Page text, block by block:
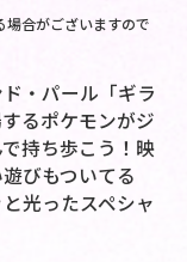
合がございますので
・パール「ギラ
るポケモンがジ
持ち歩こう！映
びもついてる
光ったスペシャ